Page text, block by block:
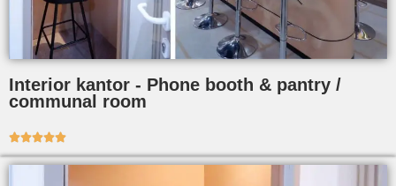
Interior kantor - Phone booth & pantry /
communal room
